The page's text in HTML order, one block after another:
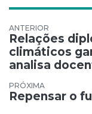
Relações
climáticos
analisa
Repensar o